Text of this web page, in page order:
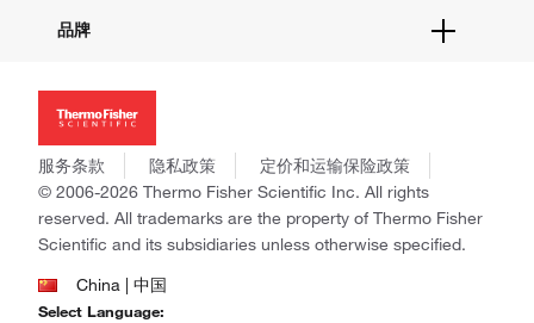
社交媒体
招聘
新闻
社会责任
商标
政策和通知
品牌
Applied Biosystems
Invitrogen
Gibco
Ion Torrent
Unity Lab Services
Patheon
PPD
服务条款 隐私政策
定价和运输保险政策
© 2006-2026 Thermo Fisher Scientific Inc. All rights
reserved. All trademarks are the property of Thermo Fisher
Scientific and its subsidiaries unless otherwise specified.
China | 中国
Select Language: